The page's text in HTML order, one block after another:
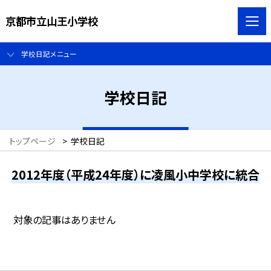
京都市立山王小学校
学校日記メニュー
学校日記
トップページ > 学校日記
2012年度（平成24年度）に凌風小中学校に統合
対象の記事はありません